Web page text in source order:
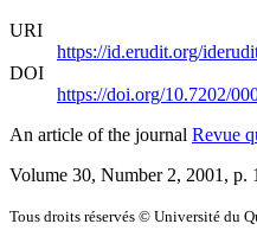
URI
https://id.erudit.org/
DOI
https://doi.org/10.7202/
An article of the journal Revue
Volume 30, Number 2, 2001 , p.
Tous droits réservés © Université du